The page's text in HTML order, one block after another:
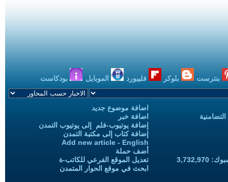
بنترست بلوكر فليبورد الموبايل بودكاست
اضافة موضوع جديد
اضافة خبر
إضافة يوتيوب-فلم إلى يوتيوب التمدن
إضافة كتاب إلى مكتبة التمدن
Add new article - English
أضف حملة
تعديل الموقع الفرعي للكاتب-ة
ابحث في موقع الحوار المتمدن